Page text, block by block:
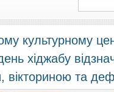
культурному
хіджабу
вікториною та